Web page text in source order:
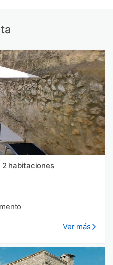
2 habitaciones
Ver más